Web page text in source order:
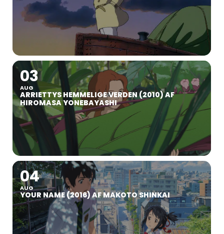
03
AUG
ARRIETTYS HEMMELIGE VERDEN (2010) AF
HIROMASA YONEBAYASHI
04
AUG
YOUR NAME (2016) AF MAKOTO SHINKAI